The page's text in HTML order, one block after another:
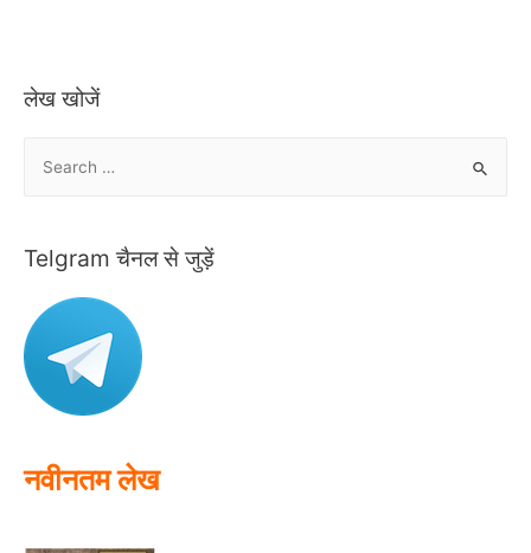
लेख खोजें
r
f
o
Telgram चैनल से जुड़ें
नवीनतम लेख